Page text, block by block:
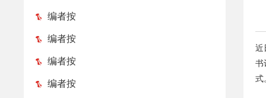
编者按
编者按
编者按
编者按
近
书
式